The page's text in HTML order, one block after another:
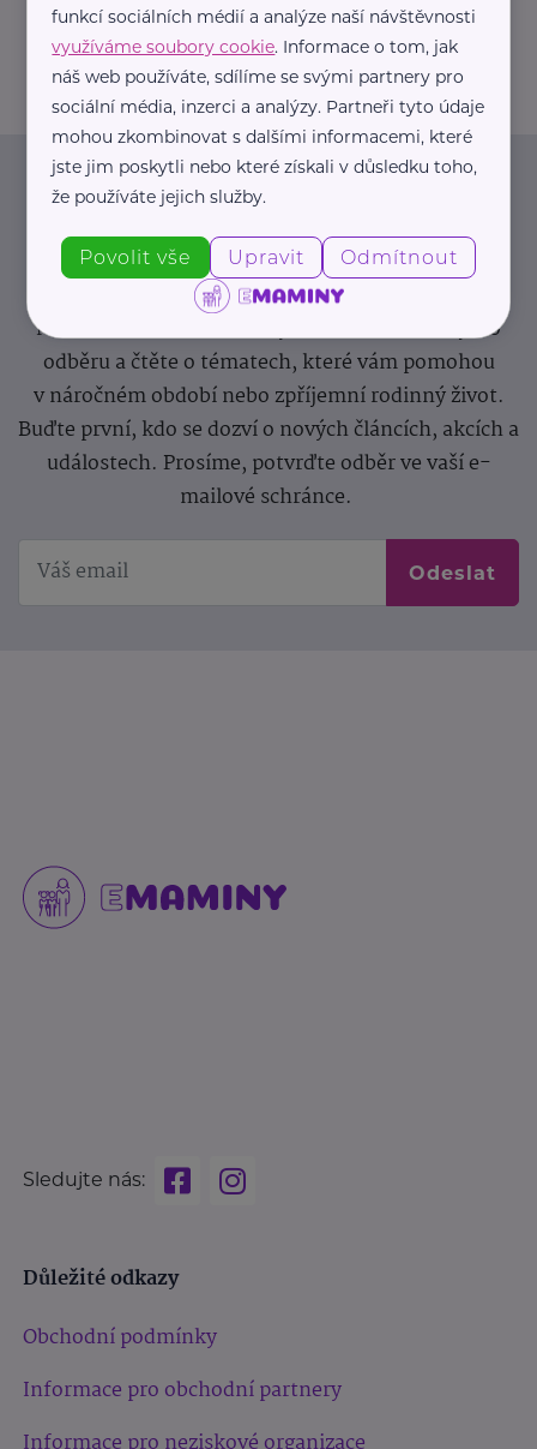
info@zdravotnicke-potreby.cz
Newsletter
Pravidelný přísun novinek, inspirace na každý den,
podpora pro rodiče i sdílení zkušeností. Takový je
Newsletter webu eMaminy.cz. Přihlaste se k jeho
odběru a čtěte o tématech, které vám pomohou
v náročném období nebo zpříjemní rodinný život.
Buďte první, kdo se dozví o nových článcích, akcích a
událostech. Prosíme, potvrďte odběr ve vaší e-
mailové schránce.
Odeslat
Sledujte nás:
Důležité odkazy
Obchodní podmínky
Informace pro obchodní partnery
funkcí sociálních médií a analýze naší návštěvnosti
využíváme soubory cookie. Informace o tom, jak
náš web používáte, sdílíme se svými partnery pro
sociální média, inzerci a analýzy. Partneři tyto údaje
mohou zkombinovat s dalšími informacemi, které
jste jim poskytli nebo které získali v důsledku toho,
že používáte jejich služby.
Povolit vše Upravit Odmítnout